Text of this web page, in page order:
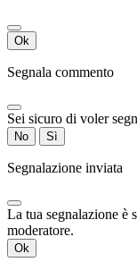
Ok
Segnala commento
Sei sicuro di voler
No Sì
Segnalazione inviata
La tua segnalazione è
moderatore.
Ok